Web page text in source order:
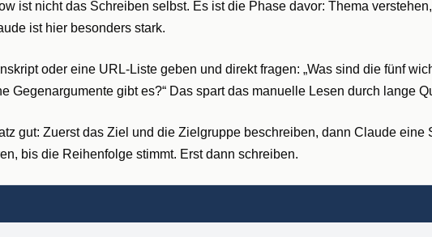
ist nicht das Schreiben selbst. Es ist die Phase davor: Thema
ist hier besonders stark.
oder eine URL-Liste geben und direkt fragen: „Was sind die fünf
Gegenargumente gibt es?“ Das spart das manuelle Lesen durch lange
gut: Zuerst das Ziel und die Zielgruppe beschreiben, dann Claude eine
bis die Reihenfolge stimmt. Erst dann schreiben.